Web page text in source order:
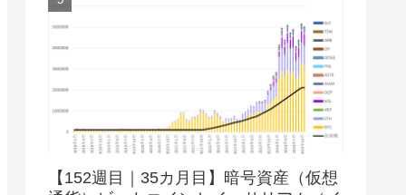
【152週目｜35カ月目】暗号資産（仮想